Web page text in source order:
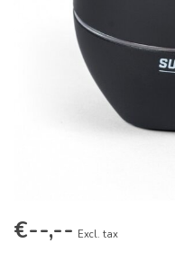
€--,-- Excl. tax